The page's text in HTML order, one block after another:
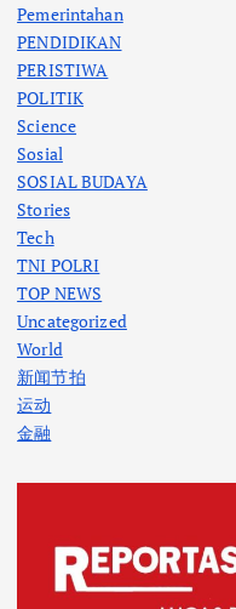
Pemerintahan
PENDIDIKAN
PERISTIWA
POLITIK
Science
Sosial
SOSIAL BUDAYA
Stories
Tech
TNI POLRI
TOP NEWS
Uncategorized
World
新闻节拍
运动
金融